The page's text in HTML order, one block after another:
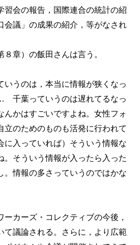
習会の報告，国際連合の統計の紹
会議」の成果の紹介，等がなされ
章）の飯田さんは言う。
いうのは，本当に情報が狭くなっ
千葉っていうのは遅れてるなっ
んかはすごいですよね。女性フォ
立のためのものも活発に行われて
に入っていれば）そういう情報な
。そういう情報が入ったら入った
。情報の多さっていうのではかな
カーズ・コレクティブの今後，
て議論される。さらに，より広範